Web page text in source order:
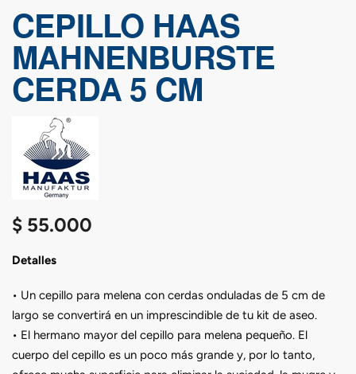
CEPILLO HAAS
MAHNENBURSTE
CERDA 5 CM
$ 55.000
Detalles
• Un cepillo para melena con cerdas onduladas de 5 cm de
largo se convertirá en un imprescindible de tu kit de aseo.
• El hermano mayor del cepillo para melena pequeño. El
cuerpo del cepillo es un poco más grande y, por lo tanto,